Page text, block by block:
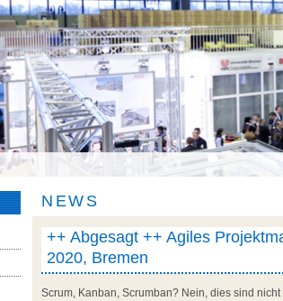
NEWS
++ Abgesagt ++ Agiles
2020, Bremen
Scrum, Kanban, Scrumban? Nein, dies sind